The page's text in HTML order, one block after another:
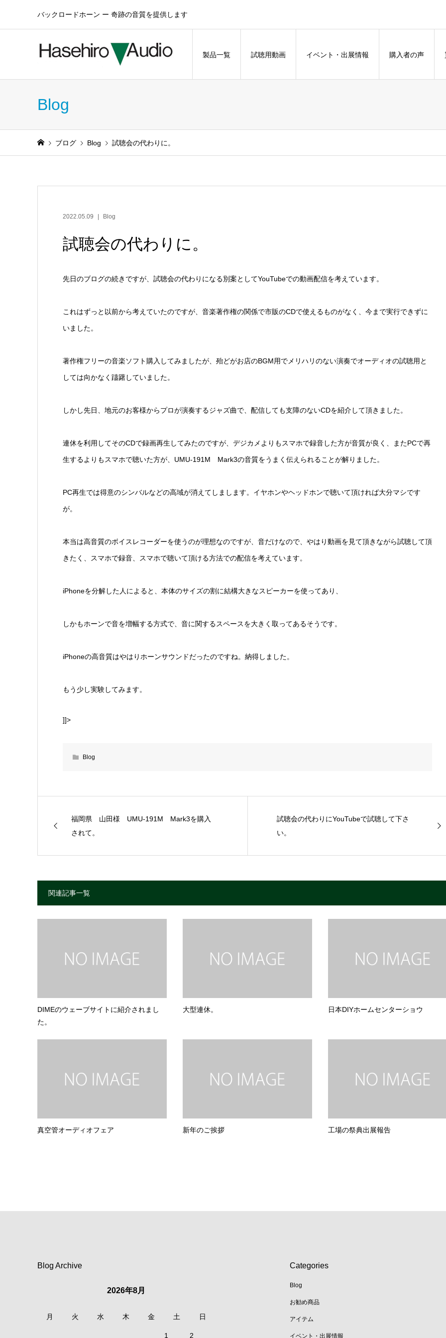
バックロードホーン ー 奇跡の音質を提供します
製品一覧 試聴用動画 イベント・出展情報 購入者の声
Blog
ブログ Blog 試聴会の代わりに。
2022.05.09 Blog
試聴会の代わりに。
先日のブログの続きですが、試聴会の代わりになる別案としてYouTubeでの動画配信を考えています。
これはずっと以前から考えていたのですが、音楽著作権の関係で市販のCDで使えるものがなく、今まで実行できずに
いました。
著作権フリーの音楽ソフト購入してみましたが、殆どがお店のBGM用でメリハリのない演奏でオーディオの試聴用と
しては向かなく躊躇していました。
しかし先日、地元のお客様からプロが演奏するジャズ曲で、配信しても支障のないCDを紹介して頂きました。
連休を利用してそのCDで録画再生してみたのですが、デジカメよ りもスマホで録音した方が音質が良く、またPCで再
生するよりもスマホで聴いた方が、UMU-191M Mark3の音質をうまく伝えられることが解りました。
PC再生では得意のシンバルなどの高域が消えてしまします。イヤホンやヘッドホンで聴いて頂ければ大分マシです
が。
本当は高音質のボイスレコーダーを使うのが理想なのですが、音だけなので、やはり動画を見て頂きながら試聴して頂
きたく、スマホで録音、スマホで聴いて頂ける方法での配信を考えています。
iPhoneを分解した人によると、本体のサイズの割に結構大き なスピーカーを使ってあり、
しかもホーンで音を増幅する方式で、音に関するスペースを大きく 取ってあるそうです。
iPhoneの高音質はやはりホーンサウンドだったのですね。納得しました。
もう少し実験してみます。
]]>
Blog
福岡県 山田様 UMU-191M Mark3を購入
されて。
試聴会の代わりにYouTubeで試聴して下さ
い。
関連記事一覧
DIMEのウェーブサイトに紹介されまし
た。
大型連休。 日本DIYホームセンターショウ
真空管オーディオフェア 新年のご挨拶 工場の祭典出展報告
Blog Archive
2026年8月
月 火 水 木 金 土 日
1 2
Categories
Blog
お勧め商品
アイテム
イベント・出展情報